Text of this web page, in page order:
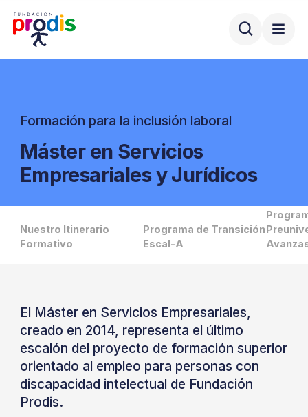
Formación para la inclusión laboral
Máster en Servicios
Empresariales y Jurídicos
Nuestro Itinerario
Formativo
Programa de Transición
Escal-A
El Máster en Servicios Empresariales,
creado en 2014, representa el último
escalón del proyecto de formación superior
orientado al empleo para personas con
discapacidad intelectual de Fundación
Prodis.